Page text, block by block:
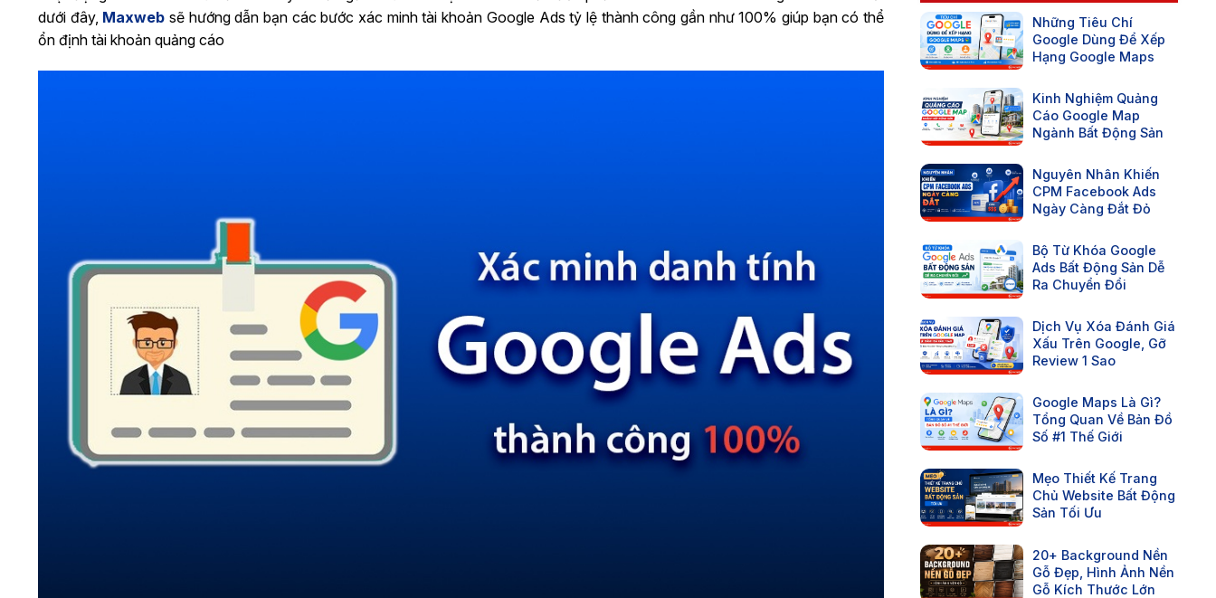
dưới đây, Maxweb sẽ hướng dẫn bạn các bước xác minh tài khoản Google Ads tỷ lệ thành công gần như 100% giúp bạn có thể
ổn định tài khoản quảng cáo
Những Tiêu Chí
Google Dùng Để Xếp
Hạng Google Maps
Kinh Nghiệm Quảng
Cáo Google Map
Ngành Bất Động Sản
Nguyên Nhân Khiến
CPM Facebook Ads
Ngày Càng Đắt Đỏ
Bộ Từ Khóa Google
Ads Bất Động Sản Dễ
Ra Chuyển Đổi
Dịch Vụ Xóa Đánh Giá
Xấu Trên Google, Gỡ
Review 1 Sao
Google Maps Là Gì?
Tổng Quan Về Bản Đồ
Số #1 Thế Giới
Mẹo Thiết Kế Trang
Chủ Website Bất Động
Sản Tối Ưu
20+ Background Nền
Gỗ Đẹp, Hình Ảnh Nền
Gỗ Kích Thước Lớn